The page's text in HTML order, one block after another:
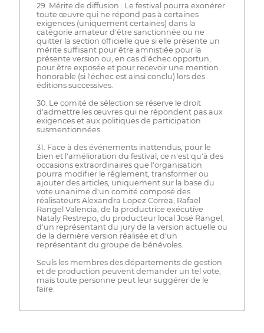
29. Mérite de diffusion : Le festival pourra exonérer
toute œuvre qui ne répond pas à certaines
exigences (uniquement certaines) dans la
catégorie amateur d'être sanctionnée ou ne
quitter la section officielle que si elle présente un
mérite suffisant pour être amnistiée pour la
présente version ou, en cas d'échec opportun,
pour être exposée et pour recevoir une mention
honorable (si l'échec est ainsi conclu) lors des
éditions successives.
30. Le comité de sélection se réserve le droit
d'admettre les œuvres qui ne répondent pas aux
exigences et aux politiques de participation
susmentionnées.
31. Face à des événements inattendus, pour le
bien et l'amélioration du festival, ce n'est qu'à des
occasions extraordinaires que l'organisation
pourra modifier le règlement, transformer ou
ajouter des articles, uniquement sur la base du
vote unanime d'un comité composé des
réalisateurs Alexandra Lopez Correa, Rafael
Rangel Valencia, de la productrice exécutive
Nataly Restrepo, du producteur local José Rangel,
d'un représentant du jury de la version actuelle ou
de la dernière version réalisée et d'un
représentant du groupe de bénévoles.
Seuls les membres des départements de gestion
et de production peuvent demander un tel vote,
mais toute personne peut leur suggérer de le
faire.